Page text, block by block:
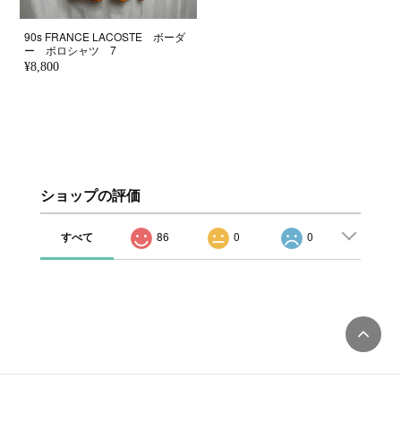
90s FRANCE LACOSTE ボーダ
ー ポロシャツ 7
¥8,800
ショップの評価
すべて 86 0 0